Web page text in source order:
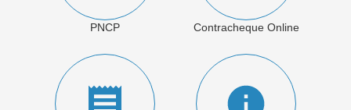
PNCP Contracheque Online